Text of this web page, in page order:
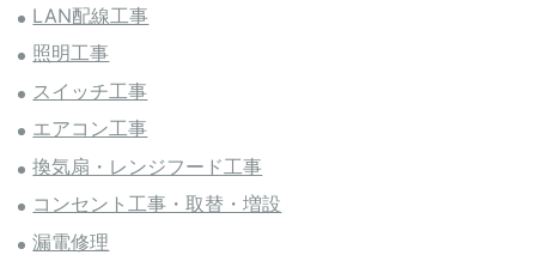
LAN配線工事
照明工事
スイッチ工事
エアコン工事
換気扇・レンジフード工事
コンセント工事・取替・増設
漏電修理